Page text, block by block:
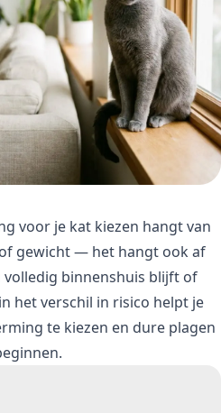
voor je kat kiezen hangt van
gewicht — het hangt ook af
volledig binnenshuis blijft of
het verschil in risico helpt je
te kiezen en dure plagen